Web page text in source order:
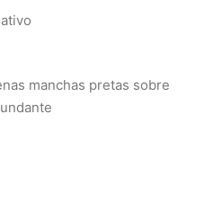
manchas pretas sobre